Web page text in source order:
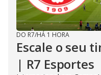
DO R7/HÁ 1 HORA
Escale o seu
| R7 Esportes